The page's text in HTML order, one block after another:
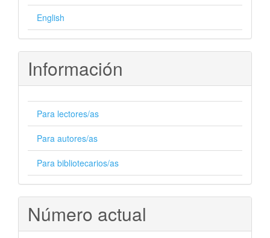
English
Información
Para lectores/as
Para autores/as
Para bibliotecarios/as
Número actual